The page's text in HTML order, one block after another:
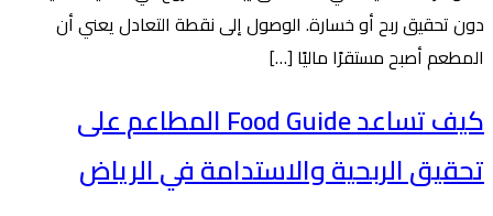
دون تحقيق ربح أو خسارة. الوصول إلى نقطة التعادل يعني أن
المطعم أصبح مستقرًا ماليًا […]
كيف تساعد Food Guide المطاعم على
تحقيق الربحية والاستدامة في الرياض